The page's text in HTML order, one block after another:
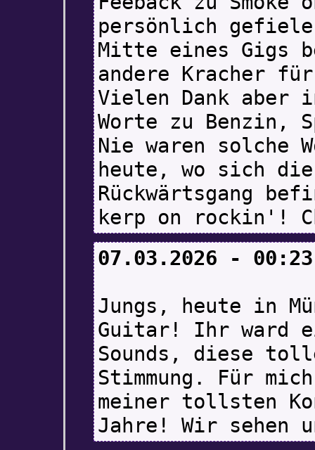
persönlich
Mitte eines Gigs
andere Kracher
Vielen Dank aber
Worte zu Benzin,
Nie waren solche
heute, wo sich
Rückwärtsgang
kerp on rockin'!
07.03.2026 - 00:23
Jungs, heute in
Guitar! Ihr ward
Sounds, diese
Stimmung. Für
meiner tollsten
Jahre! Wir sehen